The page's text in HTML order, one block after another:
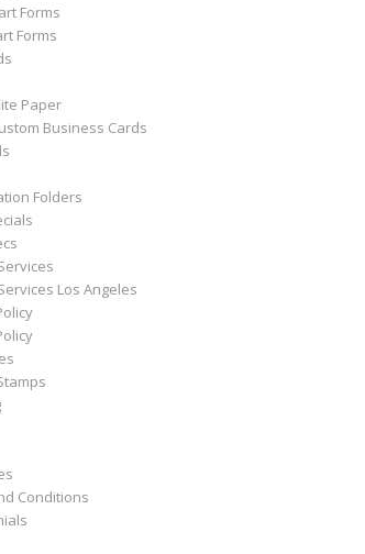
Forms
Forms
Paper
Business Cards
Folders
Los Angeles
Conditions